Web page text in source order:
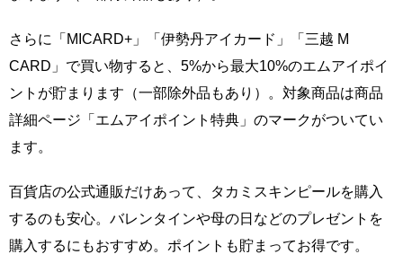
さらに「MICARD+」「伊勢丹アイカード」「三越 M
CARD」で買い物すると、5%から最大10%のエムアイポイ
ントが貯まります（一部除外品もあり）。対象商品は商品
詳細ページ「エムアイポイント特典」のマークがついてい
ます。
百貨店の公式通販だけあって、タカミスキンピールを購入
するのも安心。バレンタインや母の日などのプレゼントを
購入するにもおすすめ。ポイントも貯まってお得です。